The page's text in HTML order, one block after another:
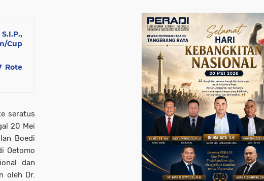
Cup
Rote
seratus
20 Mei
Boedi
Oetomo
dan
oleh Dr.